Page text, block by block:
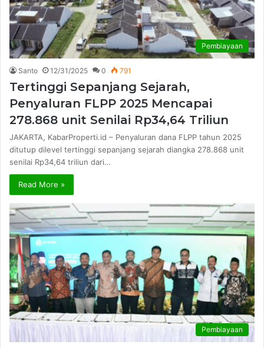
Pembiayaan
Santo 12/31/2025 0 791
Tertinggi Sepanjang Sejarah,
Penyaluran FLPP 2025 Mencapai
278.868 unit Senilai Rp34,64 Triliun
JAKARTA, KabarProperti.id – Penyaluran dana FLPP tahun 2025
ditutup dilevel tertinggi sepanjang sejarah diangka 278.868 unit
senilai Rp34,64 triliun dari…
Read More »
Pembiayaan